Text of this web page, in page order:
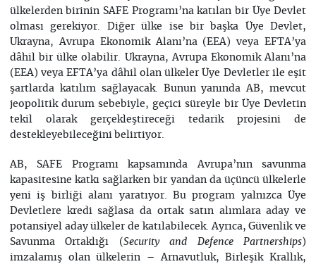
ülkelerden birinin SAFE Programı’na katılan bir Üye Devlet
olması gerekiyor. Diğer ülke ise bir başka Üye Devlet,
Ukrayna, Avrupa Ekonomik Alanı’na (EEA) veya EFTA’ya
dâhil bir ülke olabilir. Ukrayna, Avrupa Ekonomik Alanı’na
(EEA) veya EFTA’ya dâhil olan ülkeler Üye Devletler ile eşit
şartlarda katılım sağlayacak. Bunun yanında AB, mevcut
jeopolitik durum sebebiyle, geçici süreyle bir Üye Devletin
tekil olarak gerçekleştireceği tedarik projesini de
destekleyebileceğini belirtiyor.
AB, SAFE Programı kapsamında Avrupa’nın savunma
kapasitesine katkı sağlarken bir yandan da üçüncü ülkelerle
yeni iş birliği alanı yaratıyor. Bu program yalnızca Üye
Devletlere kredi sağlasa da ortak satın alımlara aday ve
potansiyel aday ülkeler de katılabilecek. Ayrıca, Güvenlik ve
Savunma Ortaklığı (Security and Defence Partnerships)
imzalamış olan ülkelerin – Arnavutluk, Birleşik Krallık,